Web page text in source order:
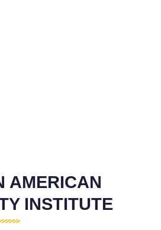
AMERICAN
INSTITUTE